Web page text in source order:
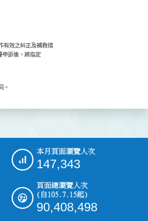
有效之糾正及補救措
申訴後，將指定
。
本月頁面瀏覽人次
147,343
頁面總瀏覽人次
(自105.7.15起)
90,408,498